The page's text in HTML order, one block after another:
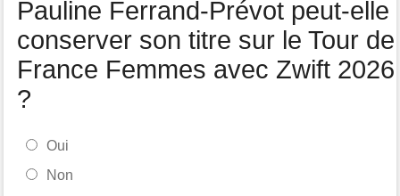
Pauline Ferrand-Prévot peut-elle
conserver son titre sur le Tour de
France Femmes avec Zwift 2026
?
Oui
Non